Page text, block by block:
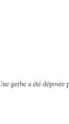
gerbe a été